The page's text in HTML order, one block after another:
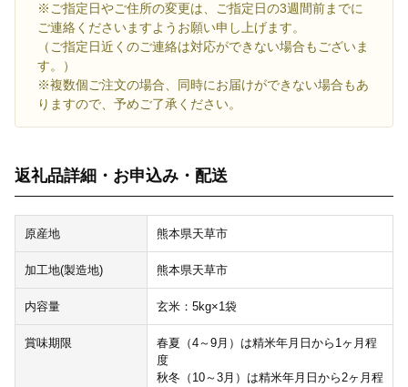
※ご指定日やご住所の変更は、ご指定日の3週間前までに
ご連絡くださいますようお願い申し上げます。
（ご指定日近くのご連絡は対応ができない場合もございま
す。）
※複数個ご注文の場合、同時にお届けができない場合もあ
りますので、予めご了承ください。
返礼品詳細・お申込み・配送
原産地 熊本県天草市
加工地(製造地) 熊本県天草市
内容量 玄米：5kg×1袋
賞味期限
春夏（4～9月）は精米年月日から1ヶ月程
度
秋冬（10～3月）は精米年月日から2ヶ月程